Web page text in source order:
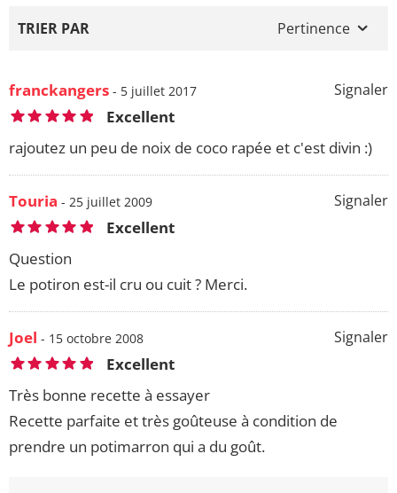
TRIER PAR Pertinence
Signaler
franckangers - 5 juillet 2017
Excellent
rajoutez un peu de noix de coco rapée et c'est divin :)
Signaler
Touria - 25 juillet 2009
Excellent
Question
Le potiron est-il cru ou cuit ? Merci.
Signaler
Joel - 15 octobre 2008
Excellent
Très bonne recette à essayer
Recette parfaite et très goûteuse à condition de
prendre un potimarron qui a du goût.